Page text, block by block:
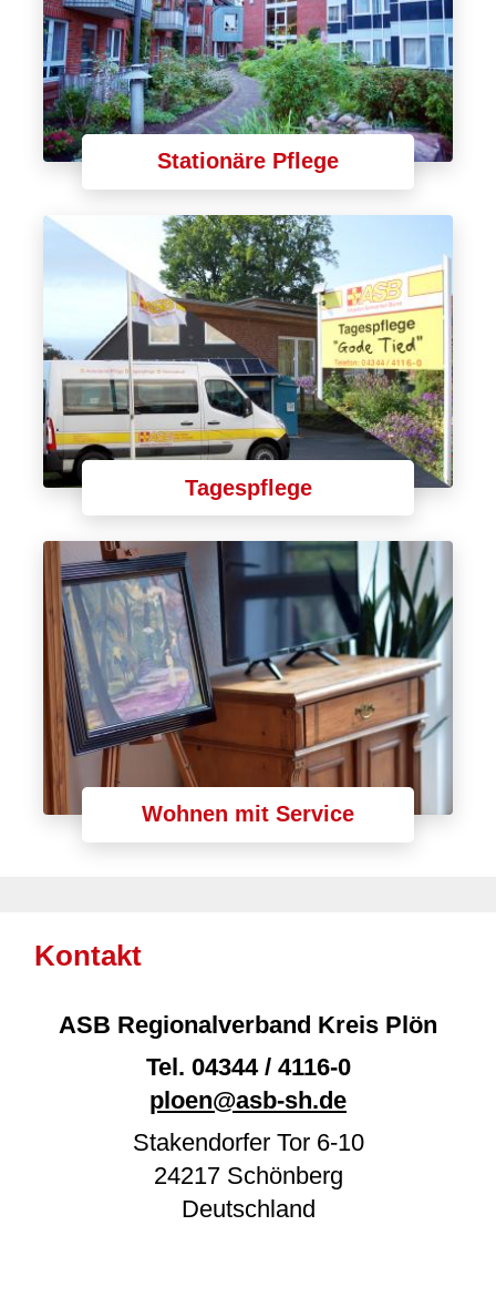
Stationäre Pflege
Tagespflege
Wohnen mit Service
Kontakt
ASB Regionalverband Kreis Plön
Tel. 04344 / 4116-0
ploen@asb-sh.de
Stakendorfer Tor 6-10
24217 Schönberg
Deutschland